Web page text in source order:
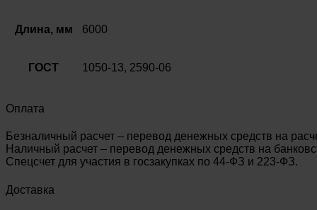
Длина, мм 6000
ГОСТ 1050-13, 2590-06
Оплата
Безналичный расчет – перевод денежных средств на
Наличный расчет – перевод денежных средств на
Спецсчет для участия в госзакупках по 44-ФЗ и 223-ФЗ.
Доставка